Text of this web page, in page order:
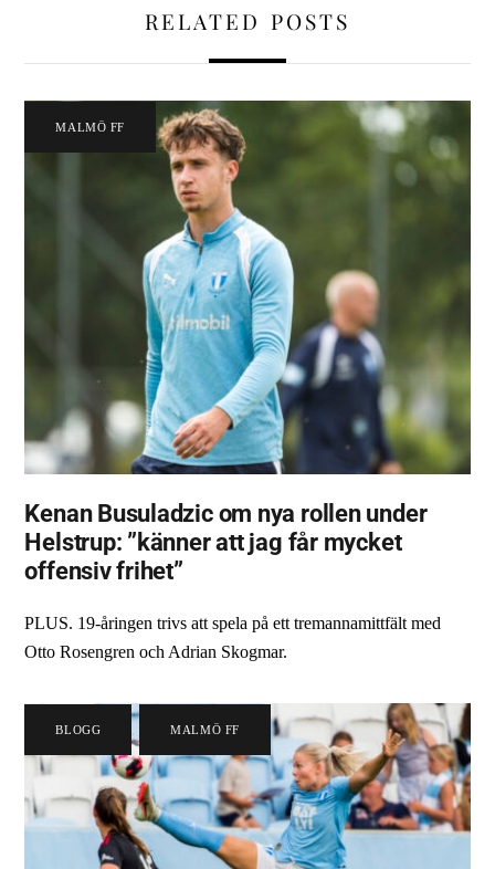
RELATED POSTS
MALMÖ FF
Kenan Busuladzic om nya rollen under
Helstrup: ”känner att jag får mycket
offensiv frihet”
PLUS. 19-åringen trivs att spela på ett tremannamittfält med
Otto Rosengren och Adrian Skogmar.
BLOGG MALMÖ FF